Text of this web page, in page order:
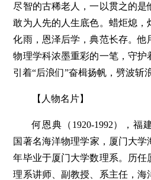
尽智的古稀老人，一以贯之的是
敢为人先的人生底色。蜡炬熄
化雨，恩泽后学，典范长存。
物理学科浓墨重彩的一笔，守
引着“后浪们”奋楫扬帆，劈波斩
【人物名片】
何恩典（1920-1992），福
国著名海洋物理学家，厦门大学
年毕业于厦门大学数理系。历任
理系讲师、副教授、系主任，海